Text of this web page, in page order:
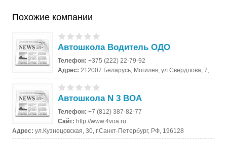
Похожие компании
Автошкола Водитель ОДО
Телефон:+375 (222) 22-79-92
Адрес: 212007 Беларусь, Могилев, ул.Свердлова, 7,
Автошкола N 3 ВОА
Телефон:+7 (812) 387-82-77
Сайт:http://www.4voa.ru
Адрес:ул.Кузнецовская, 30, г.Санкт-Петербург, РФ, 196128